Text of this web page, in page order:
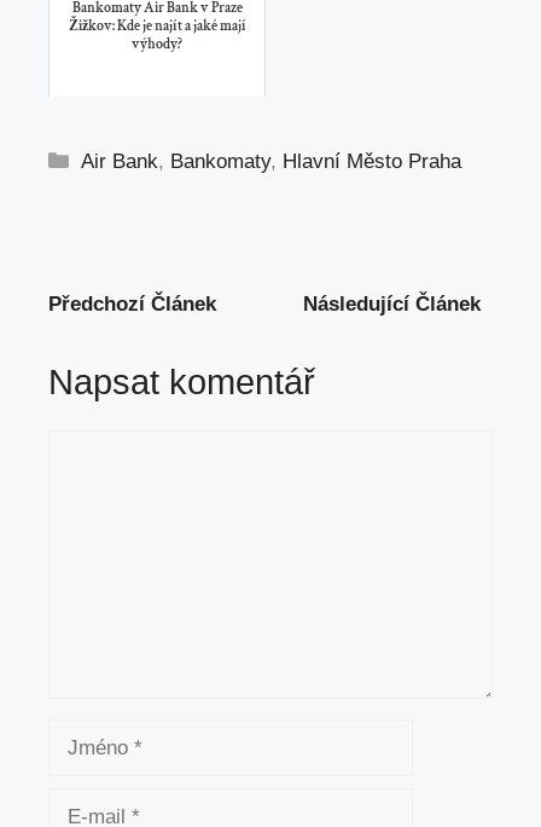
Bankomaty Air Bank v Praze
Žižkov: Kde je najít a jaké mají
výhody?
Rubriky
Air Bank, Bankomaty, Hlavní Město Praha
Předchozí Článek Následující Článek
Napsat komentář
Jméno